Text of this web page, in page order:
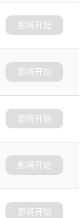
即将开始
即将开始
即将开始
即将开始
即将开始